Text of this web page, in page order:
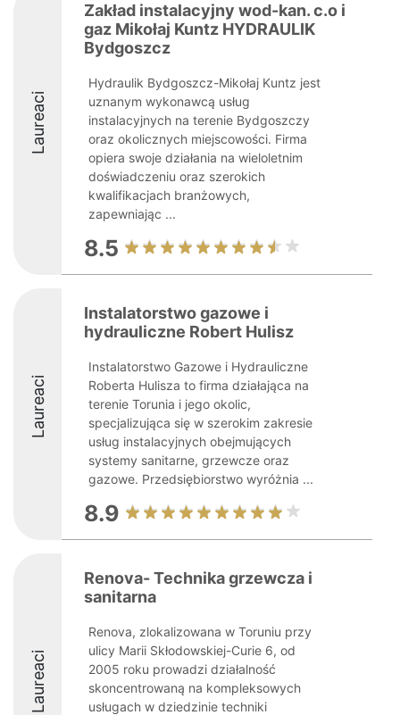
Laureaci
Zakład instalacyjny wod-kan. c.o i
gaz Mikołaj Kuntz HYDRAULIK
Bydgoszcz
Hydraulik Bydgoszcz-Mikołaj Kuntz jest
uznanym wykonawcą usług
instalacyjnych na terenie Bydgoszczy
oraz okolicznych miejscowości. Firma
opiera swoje działania na wieloletnim
doświadczeniu oraz szerokich
kwalifikacjach branżowych,
zapewniając ...
8.5
Laureaci
Instalatorstwo gazowe i
hydrauliczne Robert Hulisz
Instalatorstwo Gazowe i Hydrauliczne
Roberta Hulisza to firma działająca na
terenie Torunia i jego okolic,
specjalizująca się w szerokim zakresie
usług instalacyjnych obejmujących
systemy sanitarne, grzewcze oraz
gazowe. Przedsiębiorstwo wyróżnia ...
8.9
Laureaci
Renova- Technika grzewcza i
sanitarna
Renova, zlokalizowana w Toruniu przy
ulicy Marii Skłodowskiej-Curie 6, od
2005 roku prowadzi działalność
skoncentrowaną na kompleksowych
usługach w dziedzinie techniki